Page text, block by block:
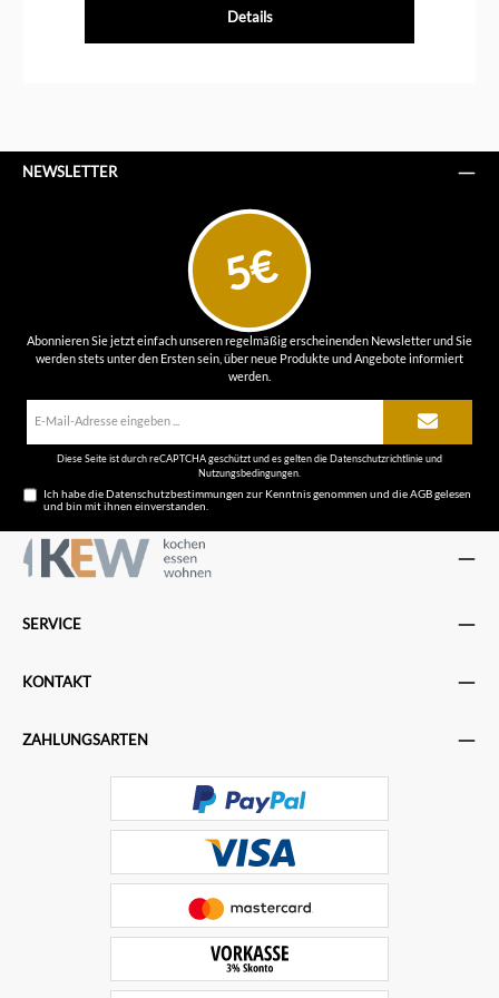
Details
NEWSLETTER
5€
Abonnieren Sie jetzt einfach unseren regelmäßig erscheinenden Newsletter und Sie
werden stets unter den Ersten sein, über neue Produkte und Angebote informiert
werden.
Diese Seite ist durch reCAPTCHA geschützt und es gelten die Datenschutzrichtlinieund
Nutzungsbedingungen.
Ich habe dieDatenschutzbestimmungen zur Kenntnis genommen und dieAGBgelesen
und bin mit ihnen einverstanden.
SERVICE
KONTAKT
ZAHLUNGSARTEN